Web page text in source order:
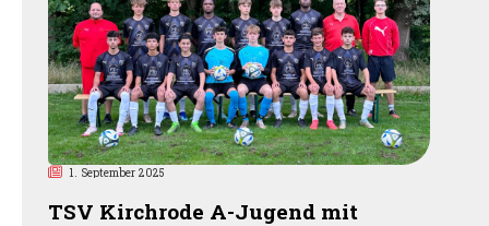
1. September 2025
TSV Kirchrode A-Jugend mit